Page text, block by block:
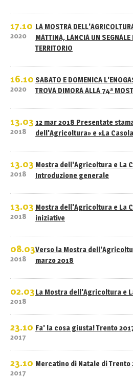
17.10
2020
LA MOSTRA
MATTINA, LANCIA UN
TERRITORIO
16.10
2020
SABATO E DOMENICA
TROVA DIMORA ALLA 74ª
13.03
2018
12 mar 2018 Presentate
dell'Agricoltura» e «La
13.03
2018
Mostra dell'Agricoltura e La
Introduzione generale
13.03
2018
Mostra dell'Agricoltura e La
iniziative
08.03
2018
Verso la Mostra
marzo 2018
02.03
2018
La Mostra dell'Agricoltura e
23.10
2017
Fa' la cosa giusta! Trento
23.10
2017
Mercatino di Natale di Trento